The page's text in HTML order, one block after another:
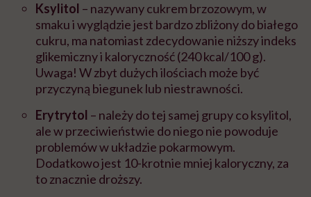
Ksylitol – nazywany cukrem brzozowym, w
smaku i wyglądzie jest bardzo zbliżony do białego
cukru, ma natomiast zdecydowanie niższy indeks
glikemiczny i kaloryczność (240 kcal/100 g).
Uwaga! W zbyt dużych ilościach może być
przyczyną biegunek lub niestrawności.
Erytrytol – należy do tej samej grupy co ksylitol,
ale w przeciwieństwie do niego nie powoduje
problemów w układzie pokarmowym.
Dodatkowo jest 10-krotnie mniej kaloryczny, za
to znacznie droższy.